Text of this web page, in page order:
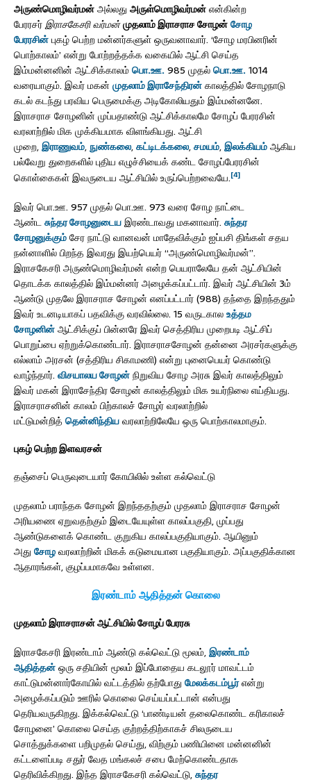
அருண்மொழிவர்மன்அல்லது அருள்மொழிவர்மன்என்கின்ற
பேரரசர்இராசகேசரி வர்மன்முதலாம் இராசராச சோழன்சோழ
பேரரசின்புகழ் பெற்ற மன்னர்களுள் ஒருவனாவார். ‘சோழ மரபினரின்
பொற்காலம்’ என்று போற்றத்தக்க வகையில் ஆட்சி செய்த
இம்மன்னனின் ஆட்சிக்காலம்பொ.ஊ.985 முதல்பொ.ஊ.1014
வரையாகும். இவர் மகன் முதலாம் இராசேந்திரன்காலத்தில் சோழநாடு
கடல் கடந்து பரவிய பெருமைக்கு அடிகோலியதும் இம்மன்னனே.
இராசராச சோழனின் முப்பதாண்டு ஆட்சிக்காலமே சோழப் பேரரசின்
வரலாற்றில் மிக முக்கியமாக விளங்கியது. ஆட்சி
முறை,இராணுவம்,நுண்கலை,கட்டிடக்கலை,சமயம்,இலக்கியம்ஆகிய
பல்வேறு துறைகளில் புதிய எழுச்சியைக் கண்ட சோழப்பேரரசின்
கொள்கைகள் இவருடைய ஆட்சியில் உருப்பெற்றவையே.[4]
இவர் பொ.ஊ. 957 முதல் பொ.ஊ. 973 வரை சோழ நாட்டை
ஆண்டசுந்தர சோழனுடையஇரண்டாவது மகனாவார். சுந்தர
சோழனுக்கும்சேர நாட்டு வானவன் மாதேவிக்கும் ஐப்பசி திங்கள் சதய
நன்னாளில் பிறந்த இவரது இயற்பெயர் “அருண்மொழிவர்மன்”.
இராசகேசரி அருண்மொழிவர்மன் என்ற பெயராலேயே தன் ஆட்சியின்
தொடக்க காலத்தில் இம்மன்னர் அழைக்கப்பட்டார். இவர் ஆட்சியின் 3ம்
ஆண்டு முதலே இராசராச சோழன் எனப்பட்டார் (988) தந்தை இறந்ததும்
இவர் உடனடியாகப் பதவிக்கு வரவில்லை. 15 வருடகாலஉத்தம
சோழனின்ஆட்சிக்குப் பின்னரே இவர் செத்திரிய முறைபடி ஆட்சிப்
பொறுப்பை ஏற்றுக்கொண்டார். இராசராசசோழன் தன்னை அரசர்களுக்கு
எல்லாம் அரசன் (சத்திரிய சிகாமணி) என்று புனைபெயர் கொண்டு
வாழ்ந்தார். விசயாலய சோழன்நிறுவிய சோழ அரசு இவர் காலத்திலும்
இவர் மகன் இராசேந்திர சோழன் காலத்திலும் மிக உயர்நிலை எய்தியது.
இராசராசனின் காலம் பிற்காலச் சோழர் வரலாற்றில்
மட்டுமன்றித் தென்னிந்தியவரலாற்றிலேயே ஒரு பொற்காலமாகும்.
புகழ் பெற்ற இளவரசன்
தஞ்சைப் பெருவுடையார் கோயிலில் உள்ள கல்வெட்டு
முதலாம் பராந்தக சோழன் இறந்ததற்கும் முதலாம் இராசராச சோழன்
அரியணை ஏறுவதற்கும் இடையேயுள்ள காலப்பகுதி, முப்பது
ஆண்டுகளைக் கொண்ட குறுகிய காலப்பகுதியாகும். ஆயினும்
அது சோழவரலாற்றின் மிகக் கடுமையான பகுதியாகும். அப்பகுதிக்கான
ஆதாரங்கள், குழப்பமாகவே உள்ளன.
இரண்டாம் ஆதித்தன் கொலை
முதலாம் இராசராசன் ஆட்சியில் சோழப் பேரரசு
இராசகேசரி இரண்டாம் ஆண்டு கல்வெட்டு மூலம்,இரண்டாம்
ஆதித்தன்ஒரு சதியின் மூலம் இப்போதைய கடலூர் மாவட்டம்
காட்டுமன்னார்கோயில் வட்டத்தில் தற்போது மேலக்கடம்பூர்என்று
அழைக்கப்படும் ஊரில் கொலை செய்யப்பட்டான் என்பது
தெரியவருகிறது. இக்கல்வெட்டு ‘பாண்டியன் தலைகொண்ட கரிகாலச்
சோழனை’ கொலை செய்த குற்றத்திற்காகச் சிலருடைய
சொத்துக்களை பறிமுதல் செய்து, விற்கும் பணியினை மன்னனின்
கட்டளைப்படி சதுர் வேத மங்கலச் சபை மேற்கொண்டதாக
தெரிவிக்கிறது. இந்த இராசகேசரி கல்வெட்டு,சுந்தர